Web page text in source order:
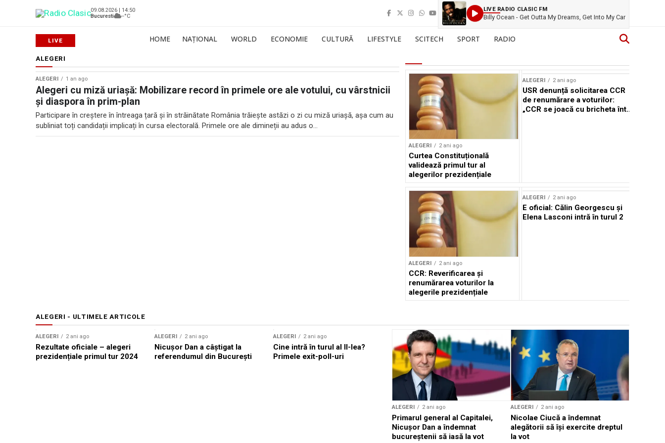
09.08.2026 | 14:50
Bucuresti
--°C
LIVE RADIO CLASIC FM
Billy Ocean - Get Outta My Dreams, Get Into My Car
HOME NAȚIONAL WORLD ECONOMIE CULTURĂ LIFESTYLE SCITECH SPORT RADIO
ALEGERI
ALEGERI 1 an ago
Alegeri cu miză uriașă: Mobilizare record în primele ore ale votului, cu vârstnicii
și diaspora în prim-plan
Participare în creștere în întreaga țară și în străinătate România trăiește astăzi o zi cu miză uriașă, așa cum au
subliniat toți candidații implicați în cursa electorală. Primele ore ale dimineții au adus o...
ALEGERI 2 ani ago
Curtea Constituțională
validează primul tur al
alegerilor prezidențiale
ALEGERI 2 ani ago
USR denunță solicitarea CCR
de renumărare a voturilor:
„CCR se joacă cu bricheta într-
ALEGERI 2 ani ago
CCR: Reverificarea și
renumărarea voturilor la
alegerile prezidențiale
ALEGERI 2 ani ago
E oficial: Călin Georgescu și
Elena Lasconi intră în turul 2
ALEGERI - ULTIMELE ARTICOLE
ALEGERI 2 ani ago
Rezultate oficiale – alegeri
prezidențiale primul tur 2024
ALEGERI 2 ani ago
Nicușor Dan a câștigat la
referendumul din București
ALEGERI 2 ani ago
Cine intră în turul al II-lea?
Primele exit-poll-uri
ALEGERI 2 ani ago
Primarul general al Capitalei,
Nicușor Dan a îndemnat
bucureștenii să iasă la vot
ALEGERI 2 ani ago
Nicolae Ciucă a îndemnat
alegătorii să își exercite dreptul
la vot